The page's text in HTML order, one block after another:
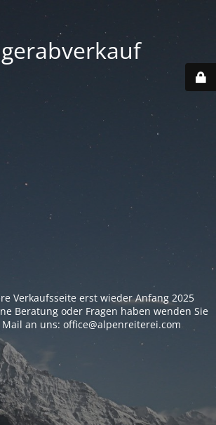
Verkaufsseite erst wieder Anfang 2025
Beratung oder Fragen haben wenden Sie
an uns: office@alpenreiterei.com